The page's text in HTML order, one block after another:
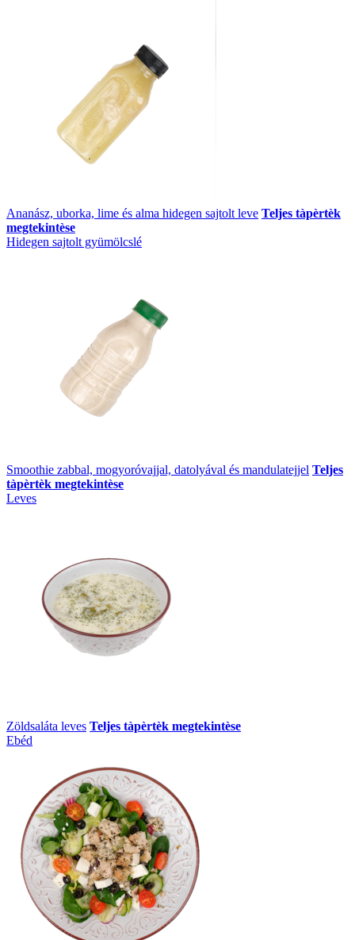
Ananász, uborka, lime és alma hidegen sajtolt leve Teljes tàpèrtèk
megtekintèse
Hidegen sajtolt gyümölcslé
Smoothie zabbal, mogyoróvajjal, datolyával és mandulatejjel Teljes
tàpèrtèk megtekintèse
Leves
Zöldsaláta leves Teljes tàpèrtèk megtekintèse
Ebéd